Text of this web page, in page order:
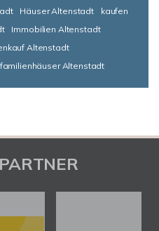
Häuser Altenstadt
kaufen
Immobilien Altenstadt
Altenstadt
Altenstadt